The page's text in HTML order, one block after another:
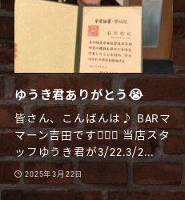
ゆうき君ありがとう😭
皆さん、こんばんは♪ BARマ
マーン吉田です🧔🏻‍♂️ 当店スタ
ッフゆうき君が3/22.3/2...
2025年3月22日